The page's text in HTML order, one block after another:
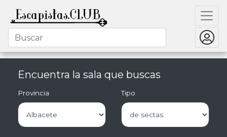
Encuentra la sala que buscas
Provincia Tipo